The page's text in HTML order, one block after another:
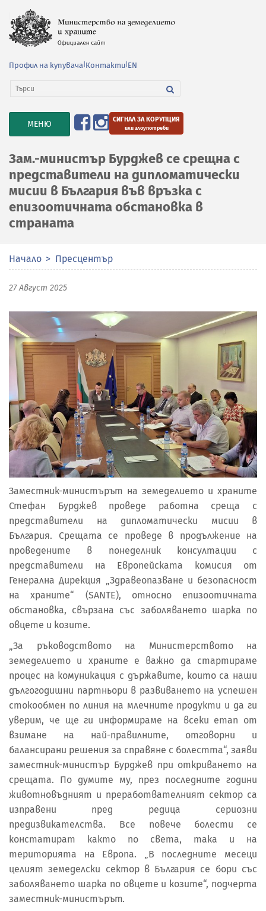
Профил на купувача Контакти EN
TOGGLE
NAVIGATION
МЕНЮ СИГНАЛ ЗА КОРУПЦИЯ
или злоупотреби
Зам.-министър Бурджев се срещна с
представители на дипломатически
мисии в България във връзка с
епизоотичната обстановка в
страната
Начало Пресцентър
27 Август 2025
Заместник-министърът на земеделието и храните
Стефан Бурджев проведе работна среща с
представители на дипломатически мисии в
България. Срещата се проведе в продължение на
проведените в понеделник консултации с
представители на Европейската комисия от
Генерална Дирекция „Здравеопазване и безопасност
на храните“ (SANTE), относно епизоотичната
обстановка, свързана със заболяването шарка по
овцете и козите.
„За ръководството на Министерството на
земеделието и храните е важно да стартираме
процес на комуникация с държавите, които са наши
дългогодишни партньори в развиването на успешен
стокообмен по линия на млечните продукти и да ги
уверим, че ще ги информираме на всеки етап от
взимане на най-правилните, отговорни и
балансирани решения за справяне с болестта“, заяви
заместник-министър Бурджев при откриването на
срещата. По думите му, през последните години
животновъдният и преработвателният сектор са
изправени пред редица сериозни
предизвикателства. Все повече болести се
констатират както по света, така и на
територията на Европа. „В последните месеци
целият земеделски сектор в България се бори със
заболяването шарка по овцете и козите“, подчерта
заместник-министърът.